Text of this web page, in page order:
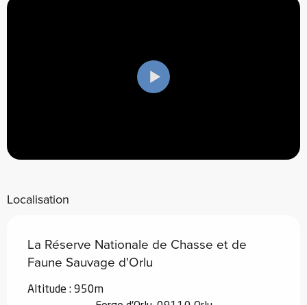
Localisation
La Réserve Nationale de Chasse et de
Faune Sauvage d'Orlu
Altitude : 950m